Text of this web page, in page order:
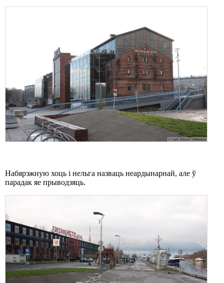
Набярэжную хоць і нельга назваць неардынарнай, але ў
парадак яе прыводзяць.